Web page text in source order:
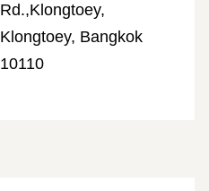
Rd.,Klongtoey,
Klongtoey, Bangkok
10110